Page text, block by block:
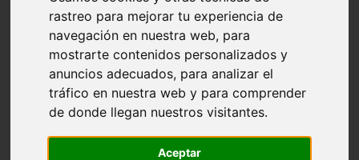
rastreo para mejorar tu experiencia de
navegación en nuestra web, para
mostrarte contenidos personalizados y
anuncios adecuados, para analizar el
tráfico en nuestra web y para comprender
de donde llegan nuestros visitantes.
Aceptar
Madrid - pozuelo-de-alarcón
Teruel - sarrión
Cádiz - algodonales
Illes-balears - inca
Madrid - madrid
Málaga - torremolinos
Asturias - oviedo
Cádiz - el-puerto-de-santa-maría
Toledo - illescas